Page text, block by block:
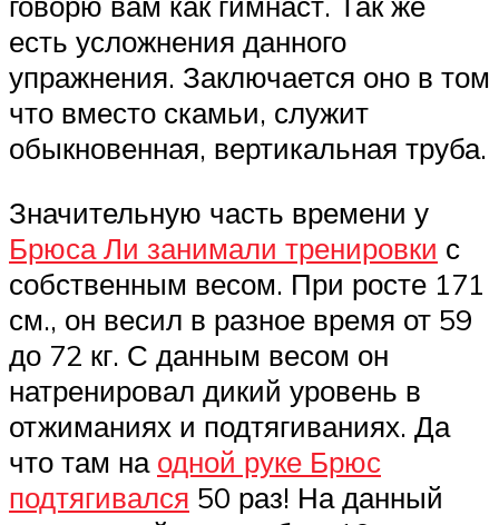
есть усложнения данного
упражнения. Заключается оно в том
что вместо скамьи, служит
обыкновенная, вертикальная труба.
Значительную часть времени у
Брюса Ли занимали тренировки с
собственным весом. При росте 171
см., он весил в разное время от 59
до 72 кг. С данным весом он
натренировал дикий уровень в
отжиманиях и подтягиваниях. Да
что там на одной руке Брюс
подтягивался 50 раз! На данный